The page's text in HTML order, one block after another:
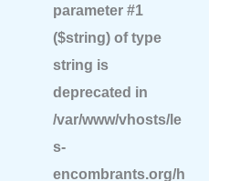
parameter #1
($string) of type
string is
deprecated in
/var/www/vhosts/le
s-
encombrants.org/h